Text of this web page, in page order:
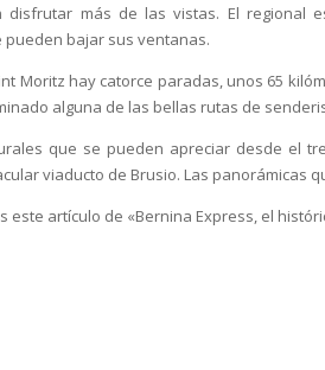
disfrutar más de las vistas. El regional
bajar sus ventanas.
Moritz hay catorce paradas, unos 65
alguna de las bellas rutas de
que se pueden apreciar desde el
viaducto de Brusio. Las panorámicas
artículo de «Bernina Express, el